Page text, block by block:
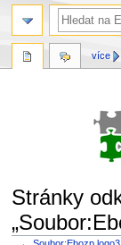
Stránky
více